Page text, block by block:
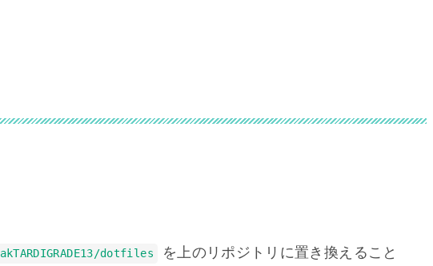
akTARDIGRADE13/dotfiles
を上のリポジトリに置き換えること